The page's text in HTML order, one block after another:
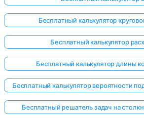
Бесплатный калькулятор
Бесплатный калькулятор
Бесплатный калькулятор длины
Бесплатный калькулятор вероятности
Бесплатный решатель задач на